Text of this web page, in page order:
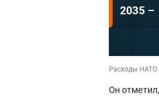
Расходы НАТО
Он